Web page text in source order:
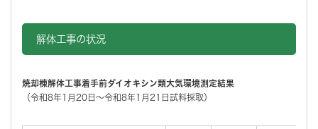
解体工事の状況
焼却棟解体工事着手前ダイオキシン類大気環境測定結果
（令和8年1月20日～令和8年1月21日試料採取）